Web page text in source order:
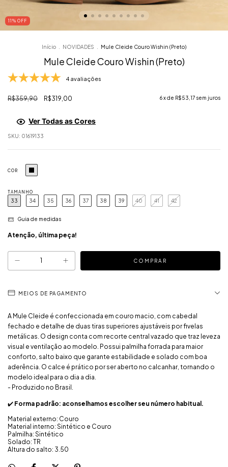
11 % OFF
Início NOVIDADES Mule Cleide Couro Wishin (Preto)
Mule Cleide Couro Wishin (Preto)
4 avaliações
R$359,90 R$319,00 6x de R$53,17 sem juros
Ver Todas as Cores
SKU: 01619133
COR
TAMANHO
33 34 35 36 37 38 39 40 41 42
Guia de medidas
Atenção, última peça!
MEIOS DE PAGAMENTO
A Mule Cleide é confeccionada em couro macio, com cabedal
fechado e detalhe de duas tiras superiores ajustáveis por fivelas
metálicas. O design conta com recorte central vazado que traz leveza
visual e ventilação ao modelo. Possui palmilha forrada para maior
conforto, salto baixo que garante estabilidade e solado com boa
aderência. O calce é prático por ser aberto no calcanhar, tornando o
modelo ideal para o dia a dia.
- Produzido no Brasil.
✔️ Forma padrão: aconselhamos escolher seu número habitual.
Material externo: Couro
Material interno: Sintético e Couro
Palmilha: Sintético
Solado: TR
Altura do salto: 3.50